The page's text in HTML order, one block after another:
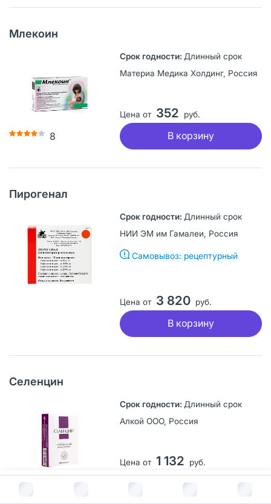
В корзину за руб.
Млекоин
8
Длинный срок
Материа Медика Холдинг, Россия
Цена от 352 руб.
В корзину
Пирогенал
Длинный срок
НИИ ЭМ им Гамалеи, Россия
Самовывоз: рецептурный
Цена от 3 820 руб.
В корзину
Селенцин
Длинный срок
Алкой ООО, Россия
Цена от 1 132 руб.
В корзину